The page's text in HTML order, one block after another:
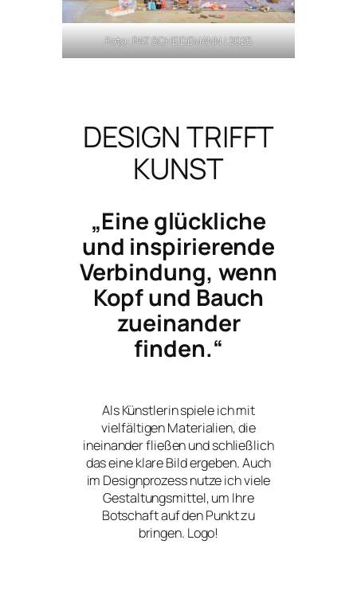
Foto: PAT SCHEIDEMANN | 2025
DESIGN TRIFFT
KUNST
„Eine glückliche
und inspirierende
Verbindung, wenn
Kopf und Bauch
zueinander
finden.“
Als Künstlerin spiele ich mit
vielfältigen Materialien, die
ineinander fließen und schließlich
das eine klare Bild ergeben. Auch
im Designprozess nutze ich viele
Gestaltungsmittel, um Ihre
Botschaft auf den Punkt zu
bringen. Logo!